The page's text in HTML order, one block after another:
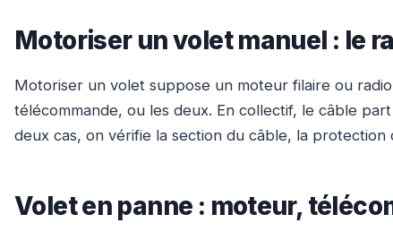
Motoriser un volet manuel : le
Motoriser un volet suppose un moteur filaire ou
télécommande, ou les deux. En collectif, le câble
deux cas, on vérifie la section du câble, la
Volet en panne : moteur,